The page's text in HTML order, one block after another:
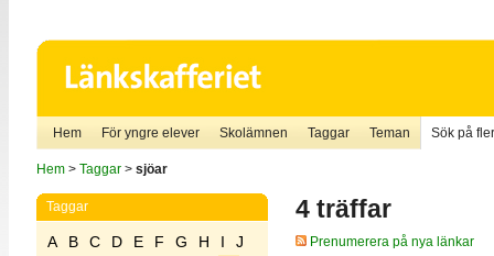
Hem För yngre elever Skolämnen Taggar Teman Sök på
Hem> Taggar> sjöar
Taggar
A B C D E F G H I
J
4 träffar
Prenumerera på nya länkar